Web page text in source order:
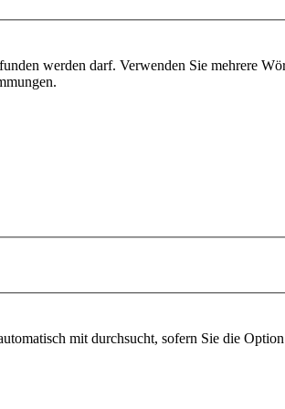
werden darf. Verwenden Sie mehrere
mit durchsucht, sofern Sie die